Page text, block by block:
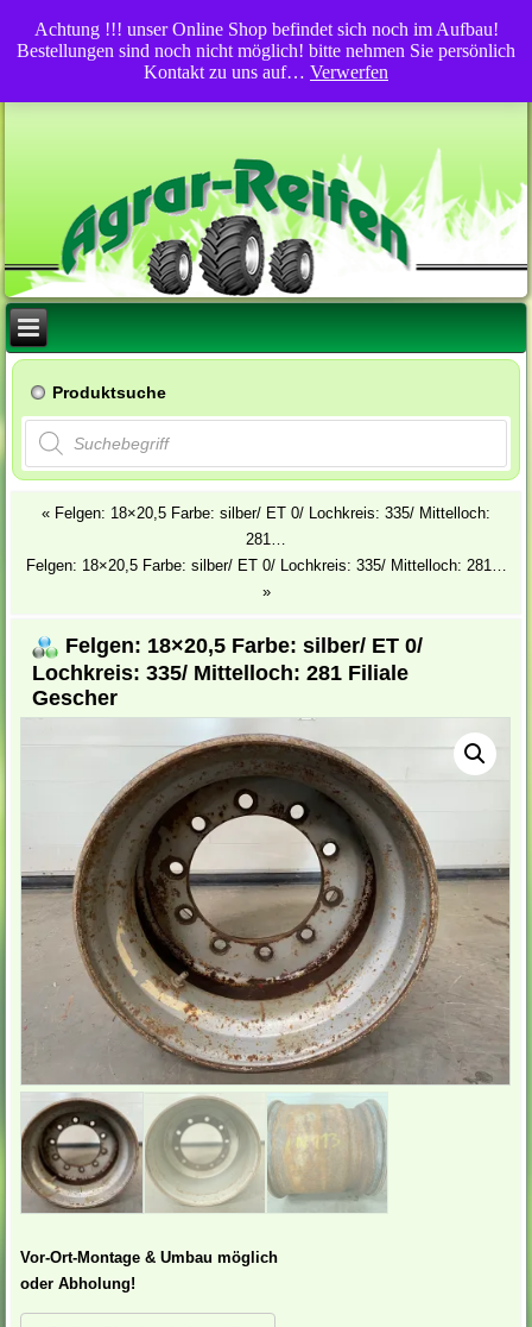
Produktsuche
Products
search
« Felgen: 18×20,5 Farbe: silber/ ET 0/ Lochkreis: 335/ Mittelloch:
281…
Felgen: 18×20,5 Farbe: silber/ ET 0/ Lochkreis: 335/ Mittelloch: 281…
»
Felgen: 18×20,5 Farbe: silber/ ET 0/
Lochkreis: 335/ Mittelloch: 281 Filiale
Gescher
Vor-Ort-Montage & Umbau möglich
oder Abholung!
Achtung !!! unser Online Shop befindet sich noch im Aufbau!
Bestellungen sind noch nicht möglich! bitte nehmen Sie persönlich
Kontakt zu uns auf… Verwerfen